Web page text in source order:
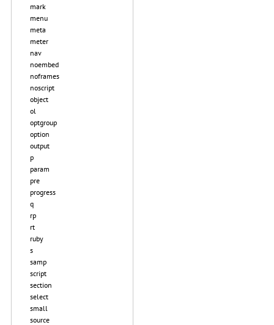
mark
menu
meta
meter
nav
noembed
noframes
noscript
object
ol
optgroup
option
output
p
param
pre
progress
q
rp
rt
ruby
s
samp
script
section
select
small
source